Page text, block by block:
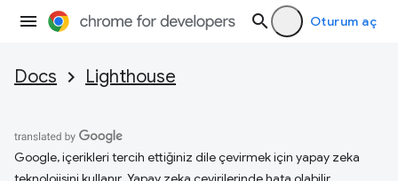
Oturum aç
Docs Lighthouse
Google, içerikleri tercih ettiğiniz dile çevirmek için yapay zeka